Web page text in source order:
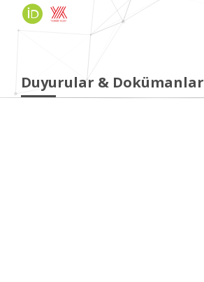
Duyurular & Dokümanlar